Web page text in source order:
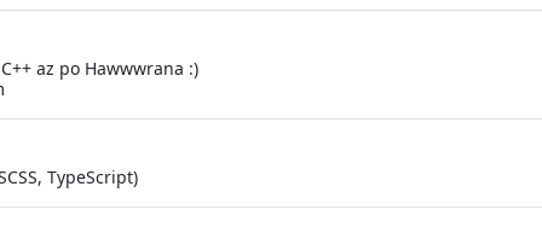
az po Hawwwrana :)
TypeScript)